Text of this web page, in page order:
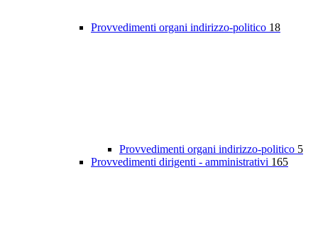
Provvedimenti organi indirizzo-politico 18
Provvedimenti organi indirizzo-politico 5
Provvedimenti dirigenti - amministrativi 165